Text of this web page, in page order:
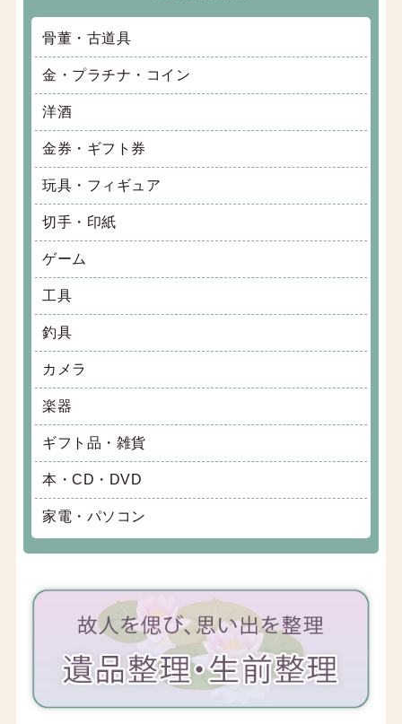
骨董・古道具
金・プラチナ・コイン
洋酒
金券・ギフト券
玩具・フィギュア
切手・印紙
ゲーム
工具
釣具
カメラ
楽器
ギフト品・雑貨
本・CD・DVD
家電・パソコン